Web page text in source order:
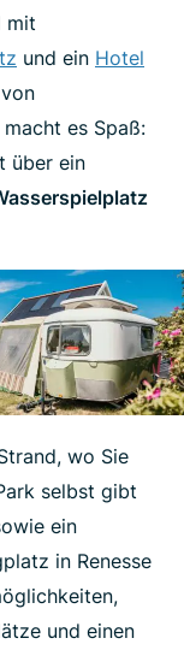
mit
und ein Hotel
es Spaß:
über ein
wo Sie
selbst gibt
ein
in Renesse
und einen